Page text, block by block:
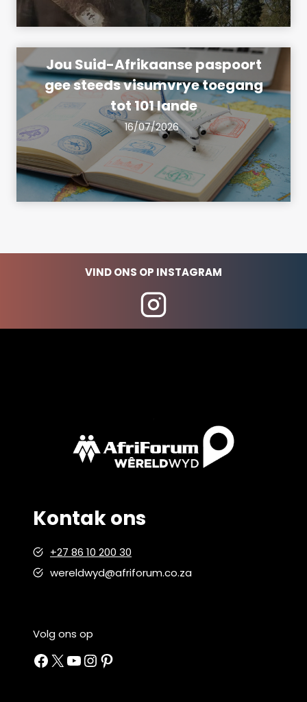
Jou Suid-Afrikaanse paspoort
gee steeds visumvrye toegang
tot 101 lande
16/07/2026
VIND ONS OP INSTAGRAM
Kontak ons
+27 86 10 200 30
wereldwyd@afriforum.co.za
Volg ons op
Facebook
X YouTube
Instagram
Pinterest